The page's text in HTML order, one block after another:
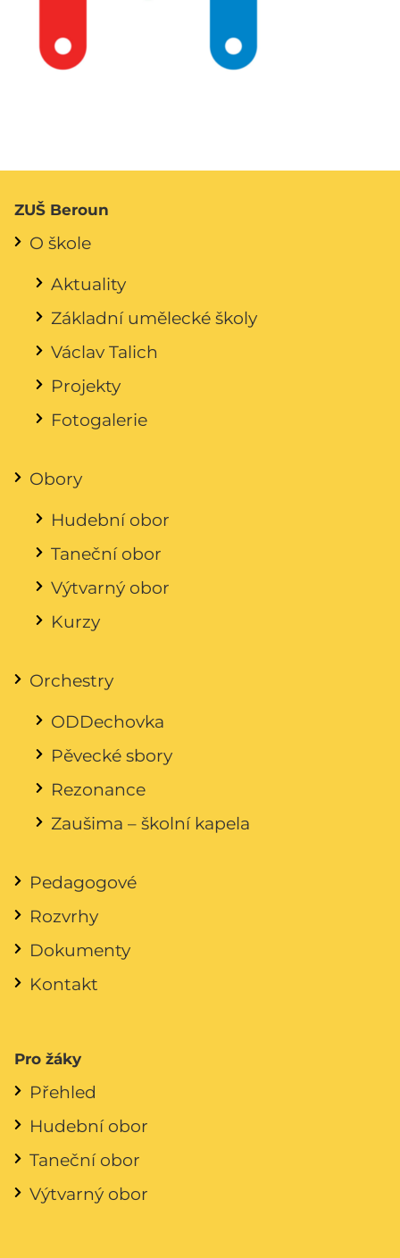
ZUŠ Beroun
O škole
Aktuality
Základní umělecké školy
Václav Talich
Projekty
Fotogalerie
Obory
Hudební obor
Taneční obor
Výtvarný obor
Kurzy
Orchestry
ODDechovka
Pěvecké sbory
Rezonance
Zaušima – školní kapela
Pedagogové
Rozvrhy
Dokumenty
Kontakt
Pro žáky
Přehled
Hudební obor
Taneční obor
Výtvarný obor